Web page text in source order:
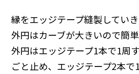
縁をエッジテープ縫製していき
外円はカーブが大きいので簡単
外円はエッジテープ1本で1周
ごと止め、エッジテープ2本